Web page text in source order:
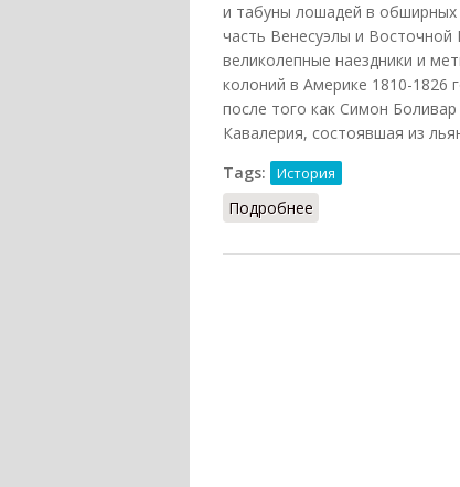
и табуны лошадей в обширных
часть Венесуэлы и
великолепные наездники и
колоний в Америке 1810-1826
после того как Симон
Кавалерия, состоявшая из
Tags:
История
Подробнее